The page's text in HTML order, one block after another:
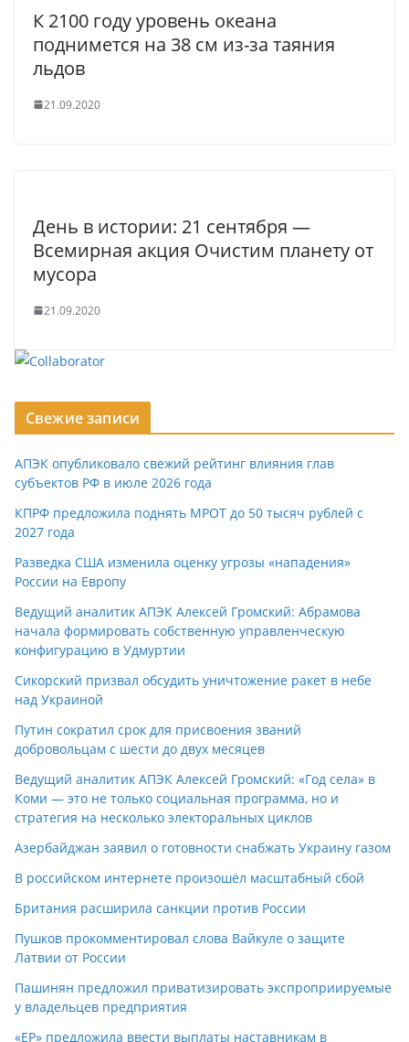
К 2100 году уровень океана
поднимется на 38 см из-за таяния
льдов
21.09.2020
День в истории: 21 сентября —
Всемирная акция Очистим планету от
мусора
21.09.2020
Свежие записи
АПЭК опубликовало свежий рейтинг влияния глав
субъектов РФ в июле 2026 года
КПРФ предложила поднять МРОТ до 50 тысяч рублей с
2027 года
Разведка США изменила оценку угрозы «нападения»
России на Европу
Ведущий аналитик АПЭК Алексей Громский: Абрамова
начала формировать собственную управленческую
конфигурацию в Удмуртии
Сикорский призвал обсудить уничтожение ракет в небе
над Украиной
Путин сократил срок для присвоения званий
добровольцам с шести до двух месяцев
Ведущий аналитик АПЭК Алексей Громский: «Год села» в
Коми — это не только социальная программа, но и
стратегия на несколько электоральных циклов
Азербайджан заявил о готовности снабжать Украину газом
В российском интернете произошёл масштабный сбой
Британия расширила санкции против России
Пушков прокомментировал слова Вайкуле о защите
Латвии от России
Пашинян предложил приватизировать экспроприируемые
у владельцев предприятия
«ЕР» предложила ввести выплаты наставникам в